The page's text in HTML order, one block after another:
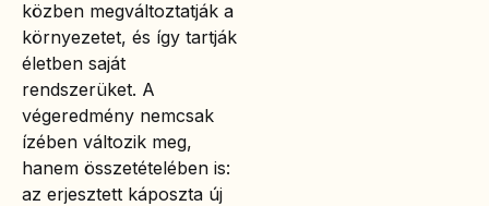
közben megváltoztatják a
környezetet, és így tartják
életben saját
rendszerüket. A
végeredmény nemcsak
ízében változik meg,
hanem összetételében is:
az erjesztett káposzta új